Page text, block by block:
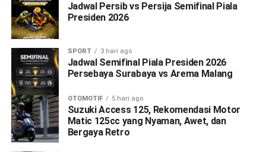
Jadwal Persib vs Persija Semifinal Piala
Presiden 2026
SPORT 3 hari ago
Jadwal Semifinal Piala Presiden 2026
Persebaya Surabaya vs Arema Malang
OTOMOTIF 5 hari ago
Suzuki Access 125, Rekomendasi Motor
Matic 125cc yang Nyaman, Awet, dan
Bergaya Retro